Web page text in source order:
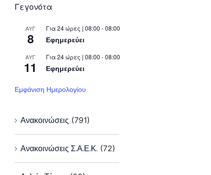
Γεγονότα
ΑΥΓ
8
Για 24 ώρες | 08:00 - 08:00
Εφημερεύει
ΑΥΓ
11
Για 24 ώρες | 08:00 - 08:00
Εφημερεύει
Εμφάνιση Ημερολογίου
Ανακοινώσεις (791)
Ανακοινώσεις Σ.Α.Ε.Κ. (72)